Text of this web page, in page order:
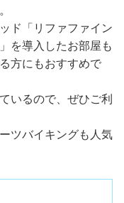
ド「リファファイン
を導入したお部屋も
方にもおすすめで
いるので、ぜひご利
ツバイキングも人気